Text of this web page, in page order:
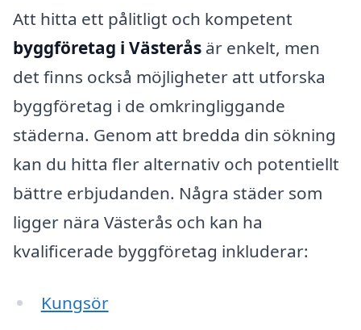
Att hitta ett pålitligt och kompetent
byggföretag i Västerås är enkelt, men
det finns också möjligheter att utforska
byggföretag i de omkringliggande
städerna. Genom att bredda din sökning
kan du hitta fler alternativ och potentiellt
bättre erbjudanden. Några städer som
ligger nära Västerås och kan ha
kvalificerade byggföretag inkluderar:
Kungsör